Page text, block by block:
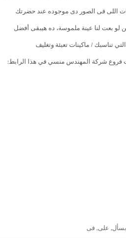
اللى فى الصور دى موجوده عند حضرتك
بعت لنا عينة ملموسة، ده هيبقى أفضل
تناسبك / ماكينات تعبئة وتغليف
فروع شركة المهندس منسي في هذا الرابط:
بسأل, على,فى